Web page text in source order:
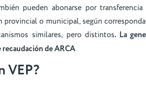
pueden abonarse por
provincial o municipal, según
similares, pero distintos. La
de ARCA
VEP?